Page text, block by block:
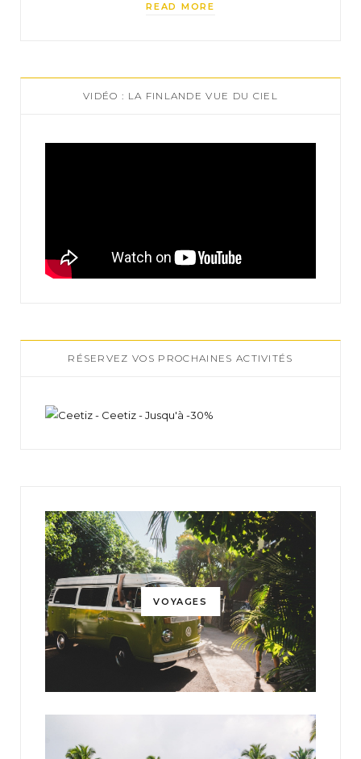
READ MORE
VIDÉO : LA FINLANDE VUE DU CIEL
RÉSERVEZ VOS PROCHAINES ACTIVITÉS
VOYAGES